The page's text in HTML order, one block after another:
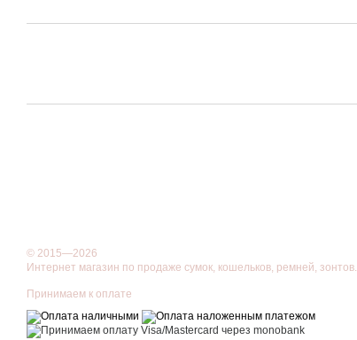
© 2015—2026
Интернет магазин по продаже сумок, кошельков, ремней, зонтов.
Принимаем к оплате